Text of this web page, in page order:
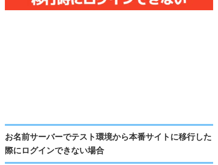
お名前サーバーでテスト環境から本番サイトに移行した
際にログインできない場合